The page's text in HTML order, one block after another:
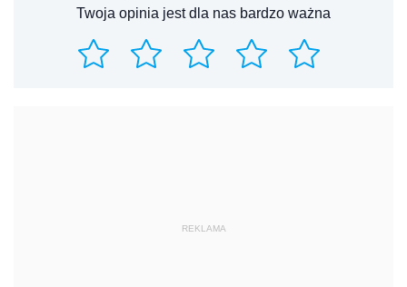
Twoja opinia jest dla nas bardzo ważna
REKLAMA